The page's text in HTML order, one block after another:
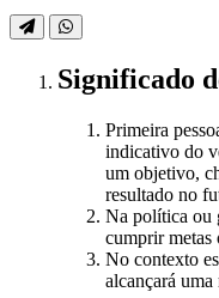
Significado
Primeira
indicativo do
um objetivo,
resultado no
Na política ou
cumprir metas
No contexto
alcançará uma